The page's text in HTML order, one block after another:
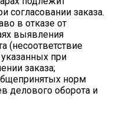
согласовании заказа.
в отказе от
выявления
(несоответствие
при
заказа;
норм
делового оборота и